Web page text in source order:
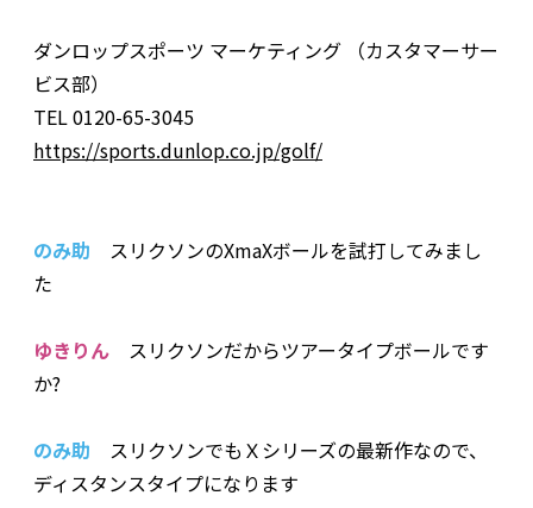
ダンロップスポーツ マーケティング （カスタマーサー
ビス部）
TEL 0120-65-3045
https://sports.dunlop.co.jp/golf/
のみ助 スリクソンのXmaXボールを試打してみまし
た
ゆきりん スリクソンだからツアータイプボールです
か?
のみ助 スリクソンでもＸシリーズの最新作なので、
ディスタンスタイプになります